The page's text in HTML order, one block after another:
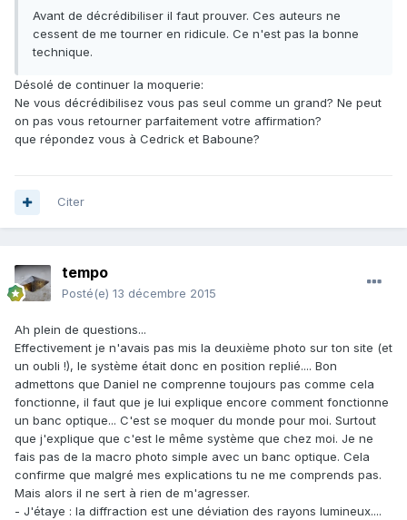
Avant de décrédibiliser il faut prouver. Ces auteurs ne
cessent de me tourner en ridicule. Ce n'est pas la bonne
technique.
Désolé de continuer la moquerie:
Ne vous décrédibilisez vous pas seul comme un grand? Ne peut
on pas vous retourner parfaitement votre affirmation?
que répondez vous à Cedrick et Baboune?
Citer
tempo
Posté(e) 13 décembre 2015
Ah plein de questions...
Effectivement je n'avais pas mis la deuxième photo sur ton site (et
un oubli !), le système était donc en position replié.... Bon
admettons que Daniel ne comprenne toujours pas comme cela
fonctionne, il faut que je lui explique encore comment fonctionne
un banc optique... C'est se moquer du monde pour moi. Surtout
que j'explique que c'est le même système que chez moi. Je ne
fais pas de la macro photo simple avec un banc optique. Cela
confirme que malgré mes explications tu ne me comprends pas.
Mais alors il ne sert à rien de m'agresser.
- J'étaye : la diffraction est une déviation des rayons lumineux....